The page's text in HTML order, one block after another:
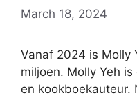
March 18, 2024
Vanaf 2024 is Molly
miljoen. Molly Yeh
en